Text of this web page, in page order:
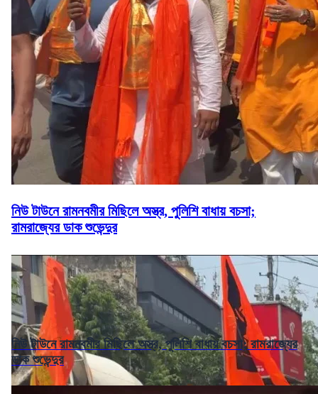
নিউ টাউনে রামনবমীর মিছিলে অস্ত্র, পুলিশি বাধায় বচসা;
রামরাজ্যের ডাক শুভেন্দুর
নিউ টাউনে রামনবমীর মিছিলে অস্ত্র, পুলিশি বাধায় বচসা; রামরাজ্যের
ডাক শুভেন্দুর